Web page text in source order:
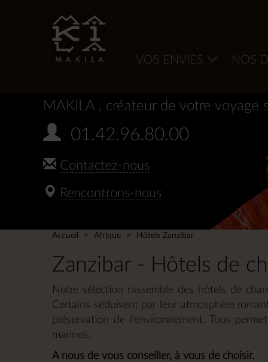
VOS ENVIES NOS
MAKILA , créateur de votre voyage
01.42.96.80.00
Contactez-nous
Rencontrons-nous
Accueil Afrique Hôtels Zanzibar
Zanzibar - Hôtels de
Notre sélection rassemble des hôtels de
Certains séduisent par leur atmosphère
préservation de l’environnement. Tous
marines.
A nous de vous conseiller, à vous de choisir.